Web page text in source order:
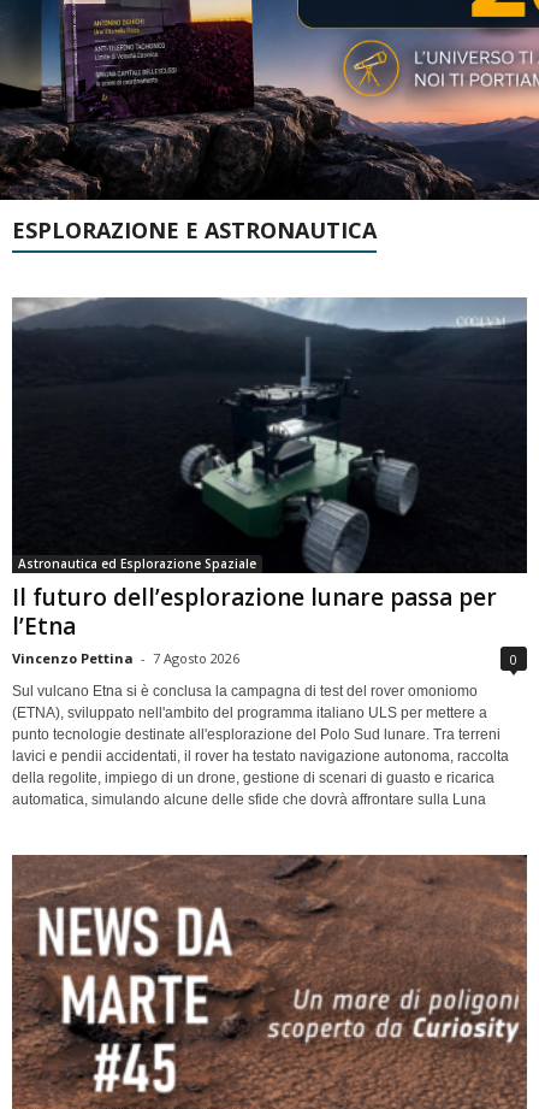
ESPLORAZIONE E ASTRONAUTICA
Astronautica ed Esplorazione Spaziale
Il futuro dell’esplorazione lunare passa per
l’Etna
Vincenzo Pettina - 7 Agosto 2026 0
Sul vulcano Etna si è conclusa la campagna di test del rover omoniomo
(ETNA), sviluppato nell'ambito del programma italiano ULS per mettere a
punto tecnologie destinate all'esplorazione del Polo Sud lunare. Tra terreni
lavici e pendii accidentati, il rover ha testato navigazione autonoma, raccolta
della regolite, impiego di un drone, gestione di scenari di guasto e ricarica
automatica, simulando alcune delle sfide che dovrà affrontare sulla Luna